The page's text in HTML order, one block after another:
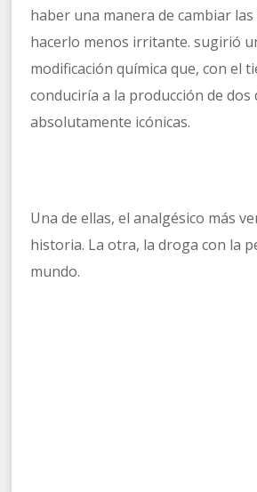
haber una manera de cambiar
hacerlo menos irritante. sugirió
modificación química que, con el
conduciría a la producción de dos
absolutamente icónicas.
Una de ellas, el analgésico más
historia. La otra, la droga con la
mundo.